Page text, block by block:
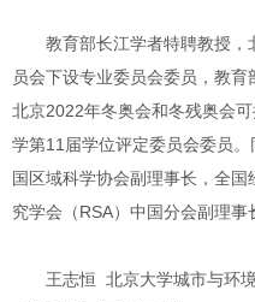
教育部长江学者特聘教授
员会下设专业委员会委员，教育
北京2022年冬奥会和冬残奥会
学第11届学位评定委员会委员
国区域科学协会副理事长，全
究学会（RSA）中国分会副理事
王志恒 北京大学城市与环